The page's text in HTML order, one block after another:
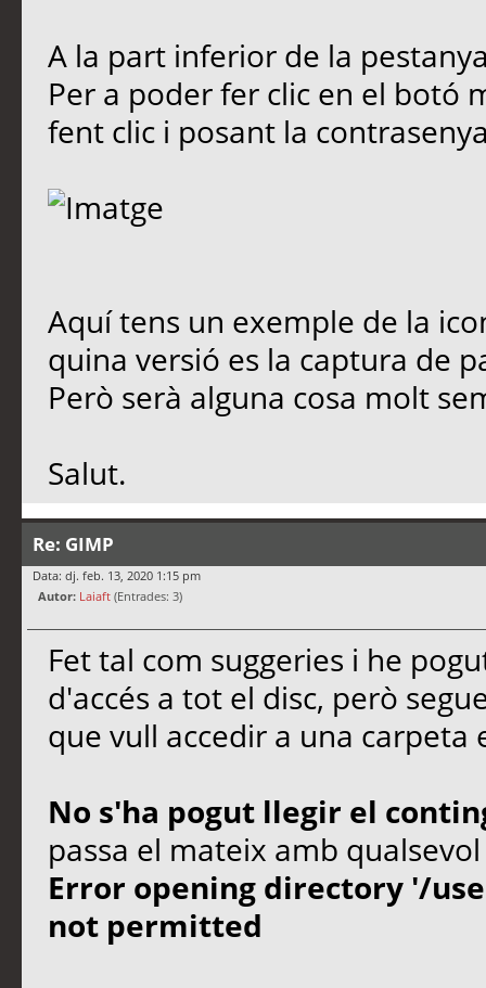
A la part inferior de la
Per a poder fer clic en el botó
fent clic i posant la
Aquí tens un exemple de la
quina versió es la captura de
Però serà alguna cosa molt
Salut.
Re: GIMP
Data: dj. feb. 13, 2020 1:15 pm
Autor: Laiaft (Entrades: 3)
Fet tal com suggeries i he
d'accés a tot el disc, però
que vull accedir a una carpeta
No s'ha pogut llegir el
passa el mateix amb
Error opening directory '/
not permitted